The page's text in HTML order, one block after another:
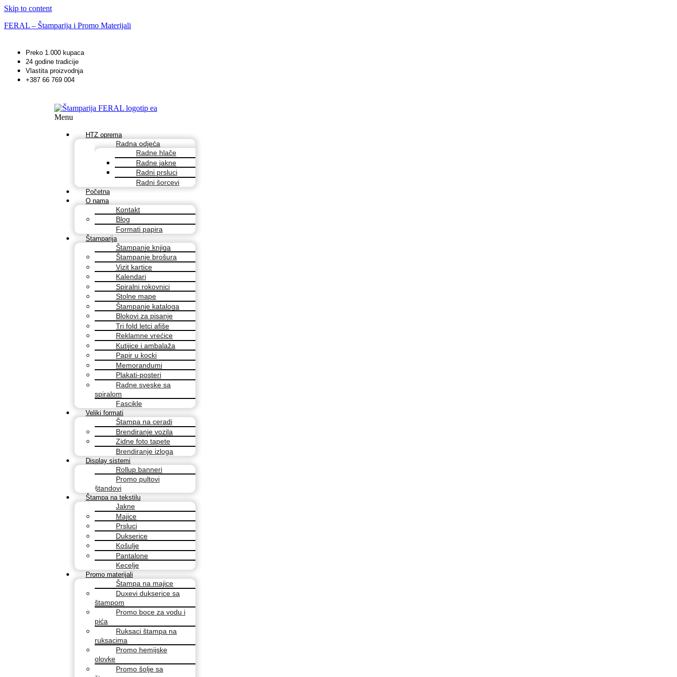
Skip to content
FERAL – Štamparija i Promo Materijali
Preko 1.000 kupaca
24 godine tradicije
Vlastita proizvodnja
+387 66 769 004
Menu
HTZ oprema
Radna odjeća
Radne hlače
Radne jakne
Radni prsluci
Radni šorcevi
Početna
O nama
Kontakt
Blog
Formati papira
Štamparija
Štampanje knjiga
Štampanje brošura
Vizit kartice
Kalendari
Spiralni rokovnici
Stolne mape
Štampanje kataloga
Blokovi za pisanje
Tri fold letci afiše
Reklamne vrećice
Kutijice i ambalaža
Papir u kocki
Memorandumi
Plakati-posteri
Radne sveske sa
spiralom
Fascikle
Veliki formati
Štampa na ceradi
Brendiranje vozila
Zidne foto tapete
Brendiranje izloga
Display sistemi
Rollup banneri
Promo pultovi
štandovi
Štampa na tekstilu
Jakne
Majice
Prsluci
Dukserice
Košulje
Pantalone
Kecelje
Promo materijali
Štampa na majice
Duxevi dukserice sa
štampom
Promo boce za vodu i
pića
Ruksaci štampa na
ruksacima
Promo hemijske
olovke
Promo šolje sa